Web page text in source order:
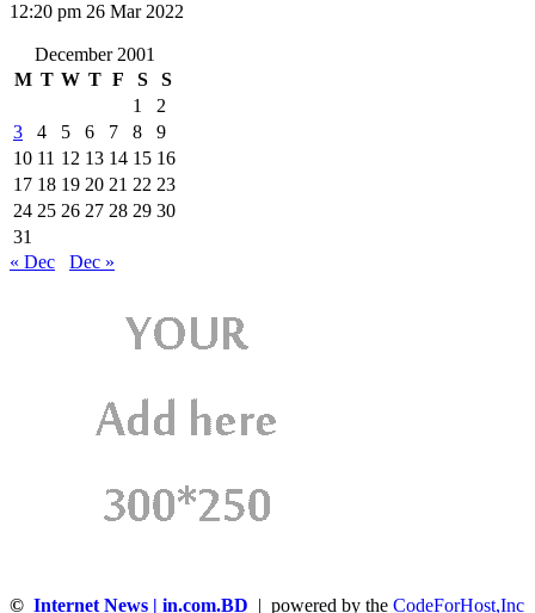
12:20 pm 26 Mar 2022
December 2001
M T W T F S
S
1
2
3
4 5 6 7 8
9
10 11 12 13 14 15 16
17 18 19 20 21 22 23
24 25 26 27 28 29 30
31
« Dec
Dec »
© Internet News | in.com.BD | powered by the CodeForHost,Inc